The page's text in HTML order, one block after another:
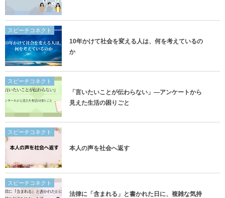
スピーチコネクト
10年かけて社会を変える人は、何を考えているの
か
スピーチコネクト
「言いたいことが伝わらない」―アンケートから
見えた生活の困りごと
スピーチコネクト
本人の声を社会へ返す
スピーチコネクト
法律に「含まれる」と書かれた日に、複雑な気持